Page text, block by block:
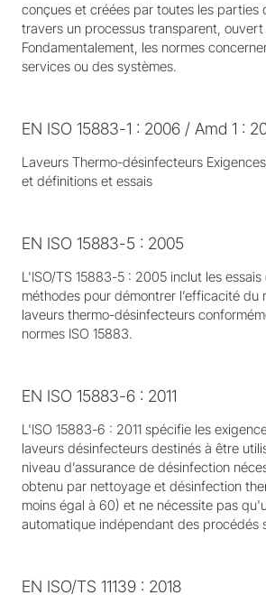
conçues et créées par toutes les parties
travers un processus transparent,
Fondamentalement, les normes
services ou des systèmes.
EN ISO 15883-1 : 2006 / Amd 1 :
Laveurs Thermo-désinfecteurs
et définitions et essais
EN ISO 15883-5 : 2005
L'ISO/TS 15883-5 : 2005 inclut les
méthodes pour démontrer l’efficacité du
laveurs thermo-désinfecteurs
normes ISO 15883.
EN ISO 15883-6 : 2011
L'ISO 15883-6 : 2011 spécifie les
laveurs désinfecteurs destinés à être
niveau d’assurance de désinfection
obtenu par nettoyage et désinfection
moins égal à 60) et ne nécessite pas
automatique indépendant des procédés
EN ISO/TS 11139 : 2018